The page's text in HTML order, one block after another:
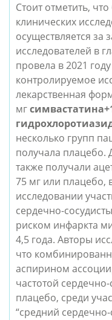
Стоит отметить,
клинических
осуществляется за
исследователей в
провела в 2021
контролируемое
лекарственная
мг
несколько групп
получала плацебо.
также получали
75 мг или плацебо,
исследовании
сердечно-
риском инфаркта
4,5 года. Авторы
что
аспирином
частотой
плацебо, среди
“средний